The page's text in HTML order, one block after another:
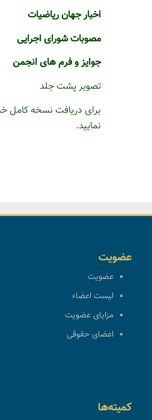
اخبار جهان ریاضیات
مصوبات شورای اجرایی
جوایز و فرم های انجمن
تصویر پشت جلد
برای دریافت نسخه کامل
نمایید.
عضویت
عضویت
لیست اعضاء
مزایای عضویت
اعضای حقوقی
کمیته‌ها